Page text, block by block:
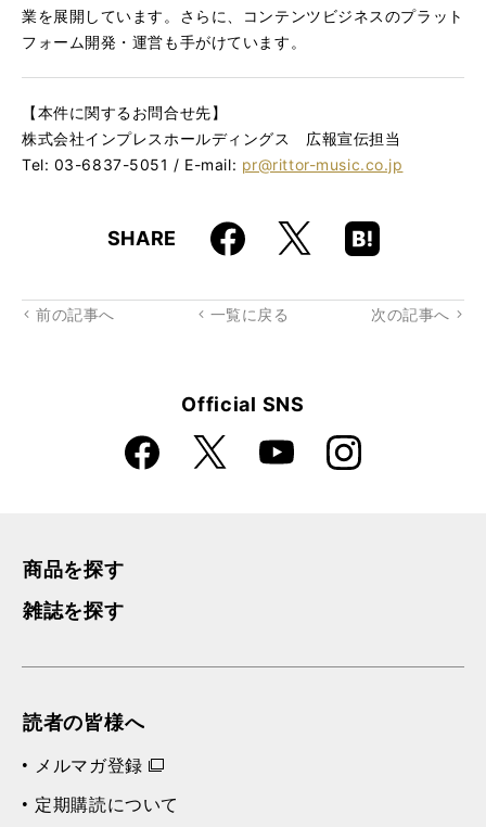
業を展開しています。さらに、コンテンツビジネスのプラット
フォーム開発・運営も手がけています。
【本件に関するお問合せ先】
株式会社インプレスホールディングス 広報宣伝担当
Tel: 03-6837-5051 / E-mail: pr@rittor-music.co.jp
SHARE Faceboo
k
X
Hatena
Boo
rk
前の記事へ 一覧に戻る 次の記事へ
Official SNS
Faceboo
k
X YouTube Instagra
m
商品を探す
雑誌を探す
読者の皆様へ
メルマガ登録
定期購読について